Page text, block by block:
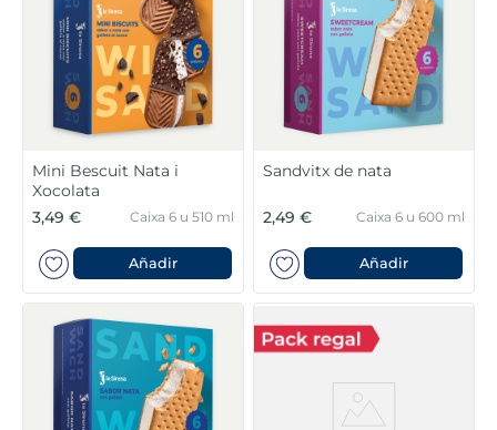
Mini Bescuit Nata i
Xocolata
3,49 €
Caixa 6 u 510 ml
Añadir
Sandvitx de nata
2,49 € Caixa 6 u 600 ml
Añadir